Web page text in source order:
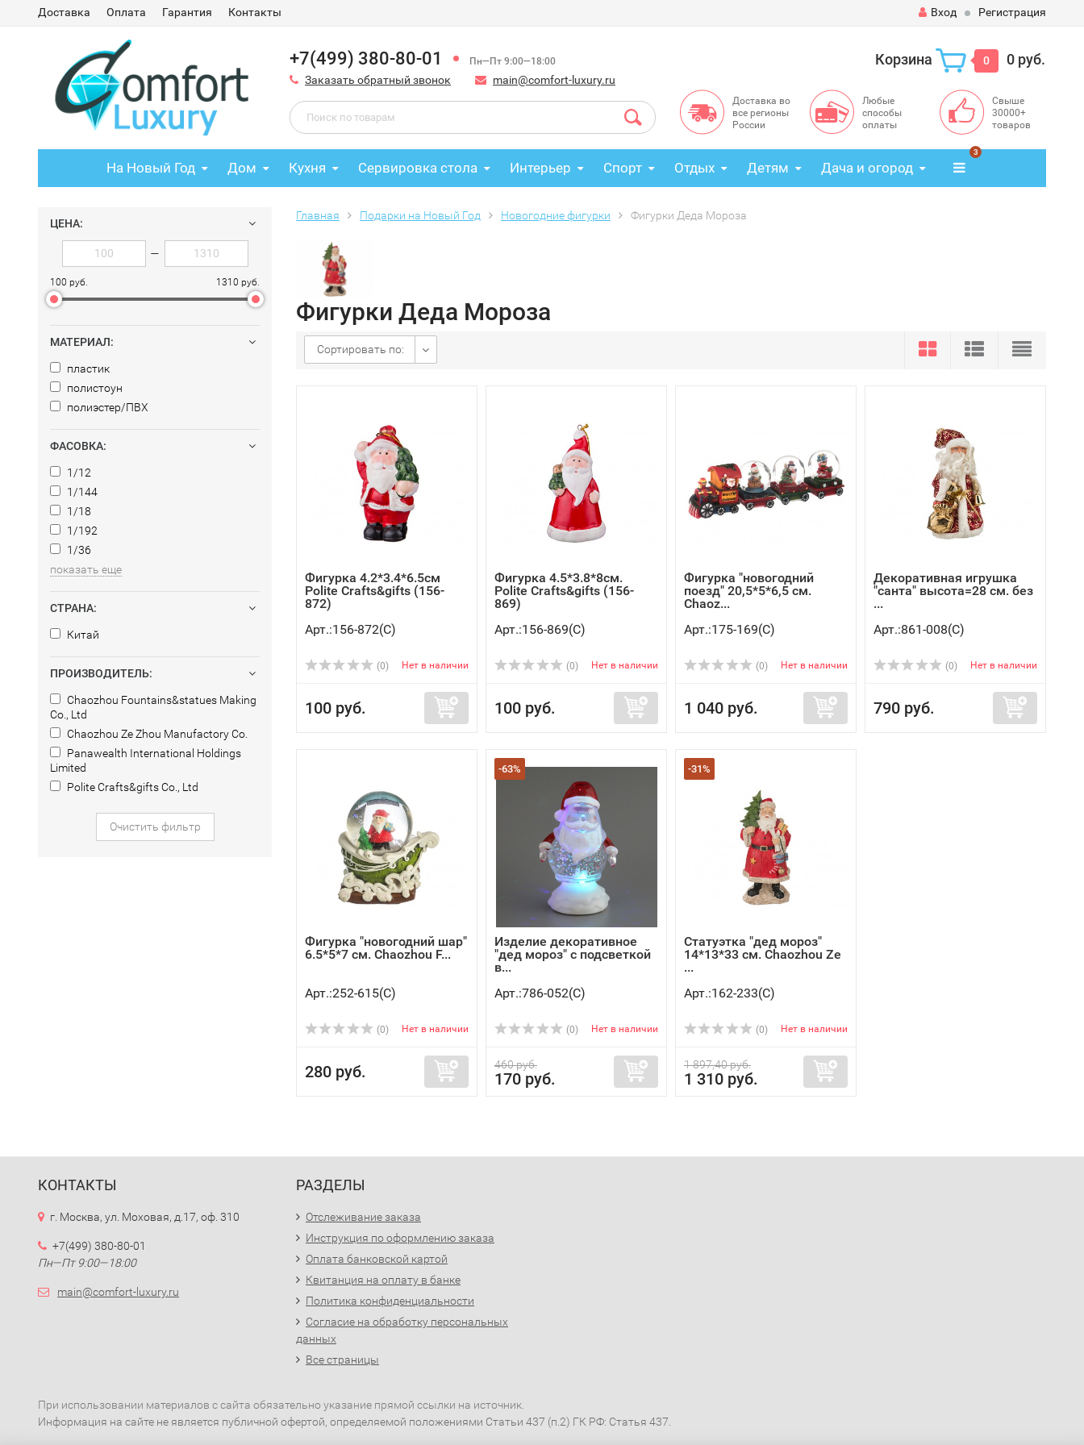
Доставка Оплата Гарантия Контакты Вход Регистрация
+7(499) 380-80-01 Пн—Пт 9:00—18:00
Заказать обратный звонок main@comfort-luxury.ru
Корзина 0 0 руб.
Доставка во
все регионы
России
Любые
способы
оплаты
Свыше
30000+
товаров
На Новый Год Дом Кухня Сервировка стола Интерьер Спорт Отдых Детям Дача и огород
3
ЦЕНА:
—
100 руб. 1310 руб.
МАТЕРИАЛ:
пластик
полистоун
полиэстер/ПВХ
ФАСОВКА:
1/12
1/144
1/18
1/192
1/36
показать еще
СТРАНА:
Китай
ПРОИЗВОДИТЕЛЬ:
Chaozhou Fountains&statues Making
Co., Ltd
Chaozhou Ze Zhou Manufactory Co.
Panawealth International Holdings
Limited
Polite Crafts&gifts Co., Ltd
Очистить фильтр
Главная Подарки на Новый Год Новогодние фигурки Фигурки Деда Мороза
Фигурки Деда Мороза
Сортировать по:
Фигурка 4.2*3.4*6.5см
Polite Crafts&gifts (156-
872)
Арт.:156-872(C)
(0) Нет в наличии
100 руб.
Фигурка 4.5*3.8*8см.
Polite Crafts&gifts (156-
869)
Арт.:156-869(C)
(0) Нет в наличии
100 руб.
Фигурка "новогодний
поезд" 20,5*5*6,5 см.
Chaoz...
Арт.:175-169(C)
(0) Нет в наличии
1 040 руб.
Декоративная игрушка
"санта" высота=28 см. без
...
Арт.:861-008(C)
(0) Нет в наличии
790 руб.
Фигурка "новогодний шар"
6.5*5*7 см. Chaozhou F...
Арт.:252-615(C)
(0) Нет в наличии
280 руб.
-63%
Изделие декоративное
"дед мороз" с подсветкой
в...
Арт.:786-052(C)
(0) Нет в наличии
460 руб.
170 руб.
-31%
Статуэтка "дед мороз"
14*13*33 см. Chaozhou Ze
...
Арт.:162-233(C)
(0) Нет в наличии
1 897,40 руб.
1 310 руб.
КОНТАКТЫ
г. Москва, ул. Моховая, д.17, оф. 310
+7(499) 380-80-01
Пн—Пт 9:00—18:00
main@comfort-luxury.ru
РАЗДЕЛЫ
Отслеживание заказа
Инструкция по оформлению заказа
Оплата банковской картой
Квитанция на оплату в банке
Политика конфиденциальности
Согласие на обработку персональных
данных
Все страницы
При использовании материалов с сайта обязательно указание прямой ссылки на источник.
Информация на сайте не является публичной офертой, определяемой положениями Статьи 437 (п.2) ГК РФ: Статья 437.